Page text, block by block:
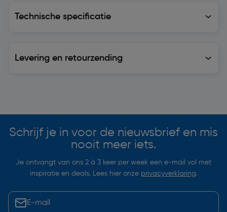
Technische specificatie
Levering en retourzending
Schrijf je in voor de nieuwsbrief en mis
nooit meer iets.
Je ontvangt van ons 2 à 3 keer per week een e-mail vol met
inspiratie en deals. Lees hier onze privacyverklaring.